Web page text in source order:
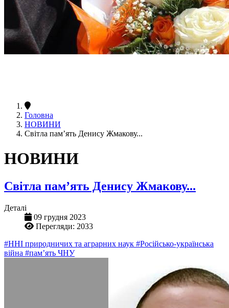
Головна
НОВИНИ
Світла пам’ять Денису Жмакову...
НОВИНИ
Світла пам’ять Денису Жмакову...
Деталі
09 грудня 2023
Перегляди: 2033
#ННІ природничих та аграрних наук #Російсько-українська
війна #пам’ять ЧНУ